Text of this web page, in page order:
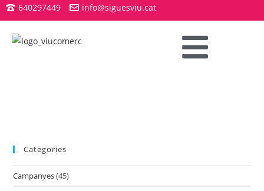
640297449 info@siguesviu.cat
Categories
Campanyes(45)